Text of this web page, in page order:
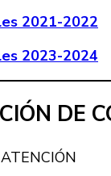
2021-2022
2023-2024
DE